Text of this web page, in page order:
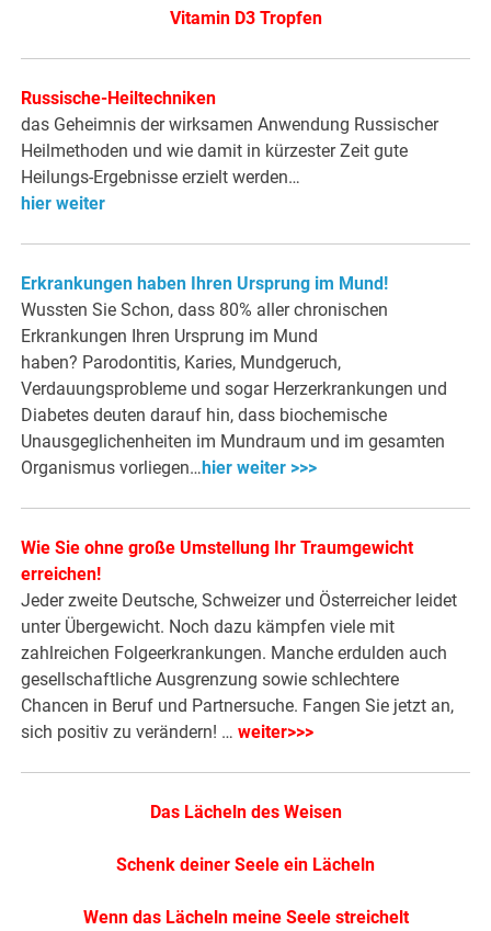
Vitamin D3 Tropfen
Russische-Heiltechniken
das Geheimnis der wirksamen Anwendung Russischer
Heilmethoden und wie damit in kürzester Zeit gute
Heilungs-Ergebnisse erzielt werden…
hier weiter
Erkrankungen haben Ihren Ursprung im Mund!
Wussten Sie Schon, dass 80% aller chronischen
Erkrankungen Ihren Ursprung im Mund
haben? Parodontitis, Karies, Mundgeruch,
Verdauungsprobleme und sogar Herzerkrankungen und
Diabetes deuten darauf hin, dass biochemische
Unausgeglichenheiten im Mundraum und im gesamten
Organismus vorliegen…hier weiter >>>
Wie Sie ohne große Umstellung Ihr Traumgewicht
erreichen!
Jeder zweite Deutsche, Schweizer und Österreicher leidet
unter Übergewicht. Noch dazu kämpfen viele mit
zahlreichen Folgeerkrankungen. Manche erdulden auch
gesellschaftliche Ausgrenzung sowie schlechtere
Chancen in Beruf und Partnersuche. Fangen Sie jetzt an,
sich positiv zu verändern! …weiter>>>
Das Lächeln des Weisen
Schenk deiner Seele ein Lächeln
Wenn das Lächeln meine Seele streichelt